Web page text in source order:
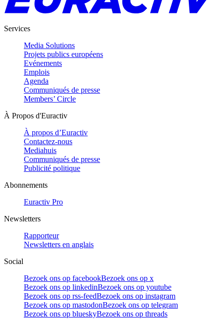
Services
Media Solutions
Projets publics européens
Evénements
Emplois
Agenda
Communiqués de presse
Members’ Circle
À Propos d'Euractiv
À propos d’Euractiv
Contactez-nous
Mediahuis
Communiqués de presse
Publicité politique
Abonnements
Euractiv Pro
Newsletters
Rapporteur
Newsletters en anglais
Social
Bezoek ons op facebookBezoek ons op x
Bezoek ons op linkedinBezoek ons op youtube
Bezoek ons op rss-feedBezoek ons op instagram
Bezoek ons op mastodonBezoek ons op telegram
Bezoek ons op blueskyBezoek ons op threads